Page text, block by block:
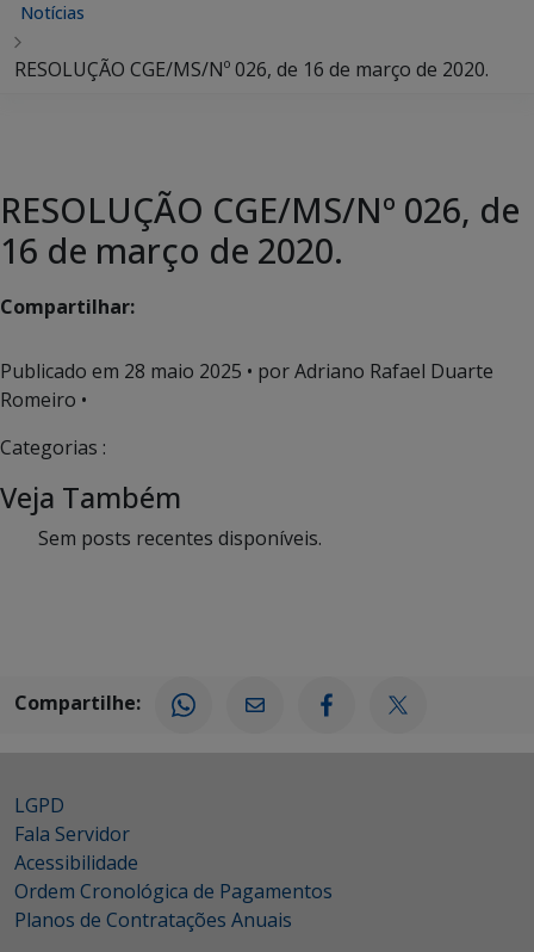
Notícias
RESOLUÇÃO CGE/MS/Nº 026, de 16 de março de 2020.
RESOLUÇÃO CGE/MS/Nº 026, de
16 de março de 2020.
Compartilhar:
Publicado em 28 maio 2025 • por Adriano Rafael Duarte
Romeiro •
Categorias :
Veja Também
Sem posts recentes disponíveis.
Compartilhe:
LGPD
Fala Servidor
Acessibilidade
Ordem Cronológica de Pagamentos
Planos de Contratações Anuais